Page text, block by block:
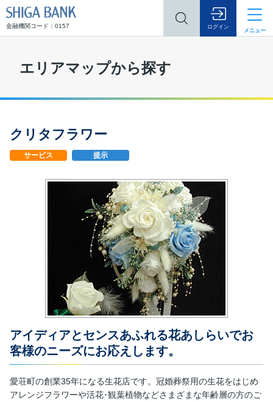
金融機関コード：0157 ログイン
メニュー
エリアマップから探す
クリタフラワー
サービス 提示
アイディアとセンスあふれる花あしらいでお
客様のニーズにお応えします。
愛荘町の創業35年になる生花店です。冠婚葬祭用の生花をはじめ
アレンジフラワーや活花･観葉植物などさまざまな年齢層の方のご